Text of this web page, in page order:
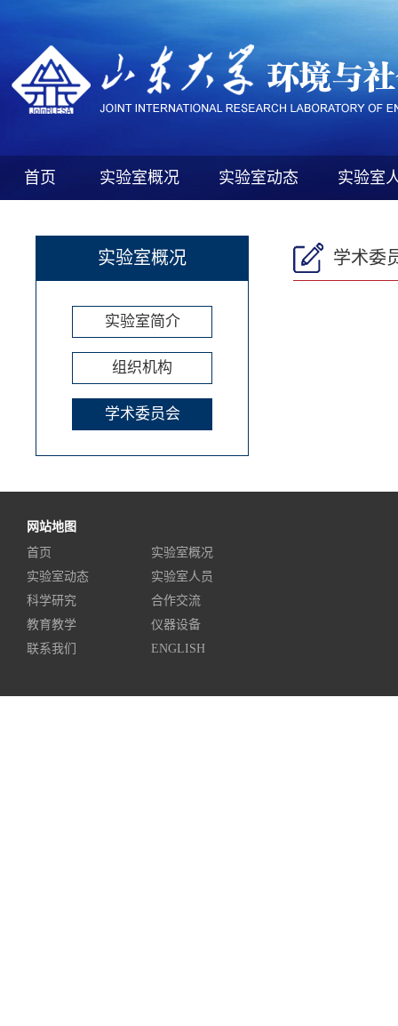
首页 实验室概况 实验室动态 实验室
实验室概况
实验室简介
组织机构
学术委员会
学术委
网站地图
首页
实验室概况
实验室动态
实验室人员
科学研究
合作交流
教育教学
仪器设备
联系我们
ENGLISH